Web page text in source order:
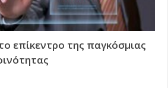
επίκεντρο της παγκόσμιας